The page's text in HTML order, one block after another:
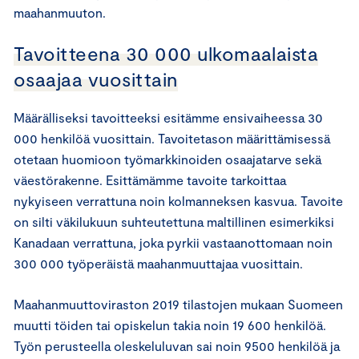
maahanmuuton.
Tavoitteena 30 000 ulkomaalaista
osaajaa vuosittain
Määrälliseksi tavoitteeksi esitämme ensivaiheessa 30
000 henkilöä vuosittain. Tavoitetason määrittämisessä
otetaan huomioon työmarkkinoiden osaajatarve sekä
väestörakenne. Esittämämme tavoite tarkoittaa
nykyiseen verrattuna noin kolmanneksen kasvua. Tavoite
on silti väkilukuun suhteutettuna maltillinen esimerkiksi
Kanadaan verrattuna, joka pyrkii vastaanottomaan noin
300 000 työperäistä maahanmuuttajaa vuosittain.
Maahanmuuttoviraston 2019 tilastojen mukaan Suomeen
muutti töiden tai opiskelun takia noin 19 600 henkilöä.
Työn perusteella oleskeluluvan sai noin 9500 henkilöä ja